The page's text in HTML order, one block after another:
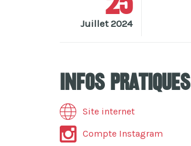
Juillet 2024
Infos pratiques
Site internet
Compte Instagram